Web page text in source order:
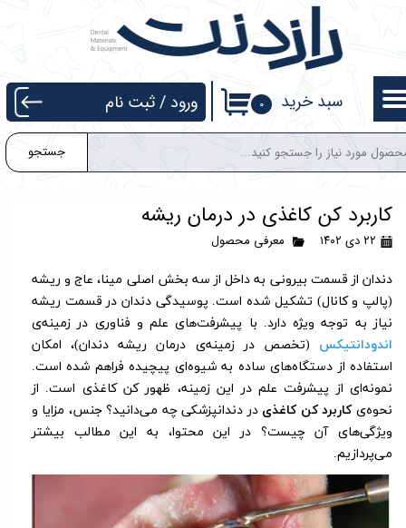
جستجو
۰ سبد خرید ورود /ثبت نام
حساب کاربری من
تغییر گذر واژه
سفارشات
خروج از حساب کاربری
کاربرد کن کاغذی در درمان ریشه
۲۲ دی ۱۴۰۲ معرفی محصول
دندان از قسمت بیرونی به داخل از سه بخش اصلی مینا، عاج و ریشه
(پالپ و کانال) تشکیل شده است. پوسیدگی دندان در قسمت ریشه
نیاز به توجه ویژهدارد. با پیشرفت‌های ‌علم و فناوری در زمینه‌ی
اندودانتیکس (تخصص در زمینه‌ی درمان ریشه دندان)، امکان
استفاده از دستگاه‌های ساده به شیوه‌ای پیچیده فراهم شده است.
نمونه‌ای از پیشرفت علم در این زمینه، ظهور کن کاغذی است. از
نحوه‌یکاربرد کن کاغذی در دندانپزشکی چه می‌دانید؟ جنس، مزایا و
ویژگی‌های آن چیست؟ در این محتوا، به این مطالب بیشتر
می‌پردازیم.